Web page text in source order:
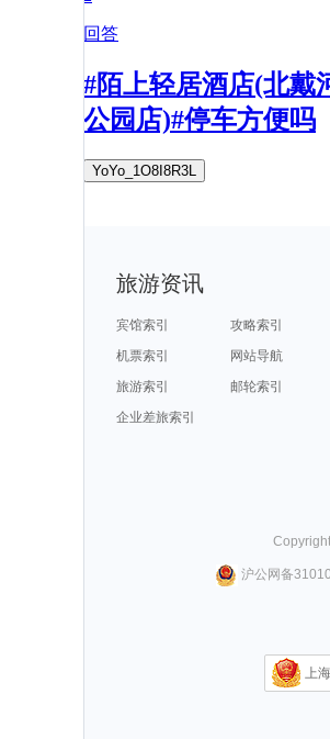
回答
#陌上轻居酒店(北戴
公园店)#停车方便吗
YoYo_1O8I8R3L
旅游资讯
宾馆索引
攻略索引
机票索引
网站导航
旅游索引
邮轮索引
企业差旅索引
沪公网备
上